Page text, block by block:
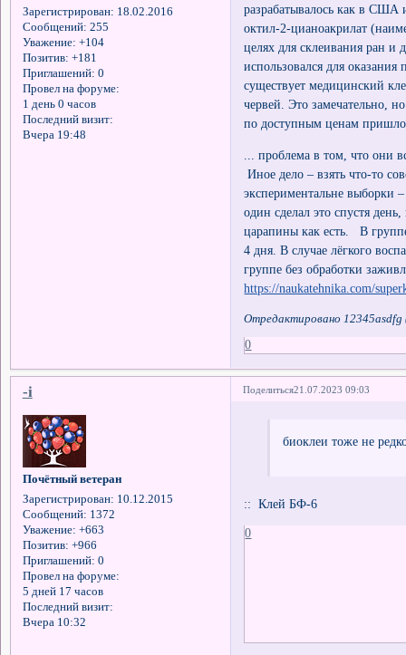
Зарегистрирован: 18.02.2016
Сообщений: 255
Уважение: +104
Позитив: +181
Приглашений: 0
Провел на форуме:
1 день 0 часов
Последний визит:
Вчера 19:48
разрабатывалось как в
октил-2-цианоакрилат
целях для склеивания ран и
использовался для
существует медицинский
червей. Это замечательно,
по доступным ценам пришло
... проблема в том, что они
Иное дело – взять что-то
экспериментальне выборки
один сделал это спустя
царапины как есть. В
4 дня. В случае лёгкого
группе без обработки
https://naukatehnika.com/
Отредактировано 12345asdfg
0
Поделиться21.07.2023 09:03
-i
Почётный ветеран
Зарегистрирован: 10.12.2015
Сообщений: 1372
Уважение: +663
Позитив: +966
Приглашений: 0
Провел на форуме:
5 дней 17 часов
Последний визит:
Вчера 10:32
биоклеи тоже не
:: Клей БФ-6
0